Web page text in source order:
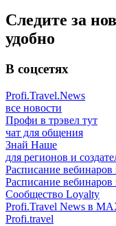
Следите за
удобно
В соцсетях
Profi.Travel.News
все новости
Профи в трэвел тут
чат для общения
Знай Наше
для регионов и
Расписание
Расписание
Сообщество Loyalty
Profi.Travel News в
Profi.travel